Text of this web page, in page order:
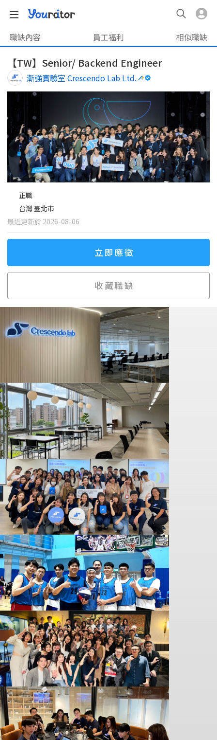
職缺內容 員工福利 相似職缺
【TW】Senior/ Backend Engineer
漸強實驗室 Crescendo Lab Ltd.
正職
台灣 臺北市
最近更新於 2026-08-06
立即應徵
收藏職缺